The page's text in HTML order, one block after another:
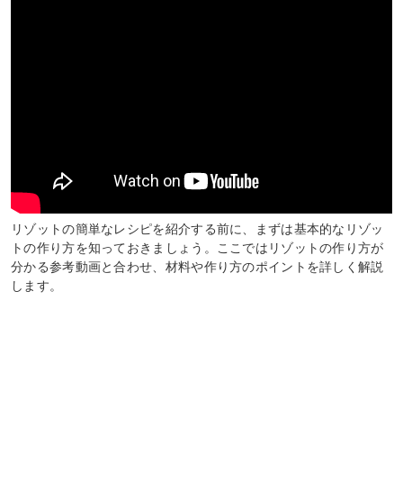
リゾットの簡単なレシピを紹介する前に、まずは基本的なリゾッ
トの作り方を知っておきましょう。ここではリゾットの作り方が
分かる参考動画と合わせ、材料や作り方のポイントを詳しく解説
します。